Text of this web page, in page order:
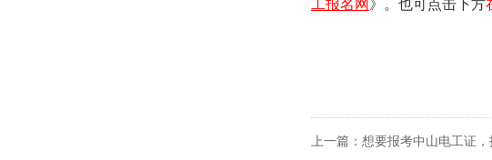
工报名网 》。也可点击下方
上一篇： 想要报考中山电工证